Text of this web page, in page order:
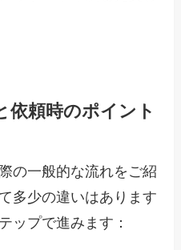
依頼時のポイント
の一般的な流れをご紹
多少の違いはあります
ップで進みます：